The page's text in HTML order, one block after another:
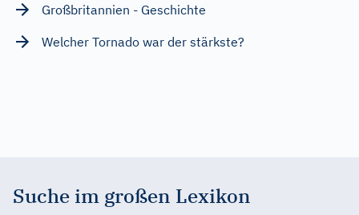
Großbritannien - Geschichte
Welcher Tornado war der stärkste?
Suche im großen Lexikon